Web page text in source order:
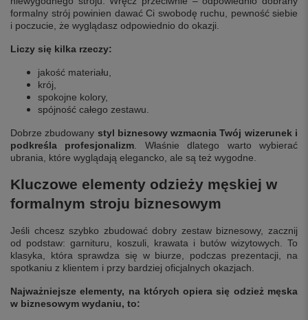
formalny strój powinien dawać Ci swobodę ruchu, pewność siebie
i poczucie, że wyglądasz odpowiednio do okazji.
Liczy się kilka rzeczy:
jakość materiału,
krój,
spokojne kolory,
spójność całego zestawu.
Dobrze zbudowany styl biznesowy wzmacnia Twój wizerunek i
podkreśla
profesjonalizm . Właśnie dlatego warto wybierać
ubrania, które wyglądają elegancko, ale są też wygodne.
Kluczowe elementy odzieży męskiej w
formalnym stroju biznesowym
Jeśli chcesz szybko zbudować dobry zestaw biznesowy, zacznij
od podstaw: garnituru, koszuli, krawata i butów wizytowych. To
klasyka, która sprawdza się w biurze, podczas prezentacji, na
spotkaniu z klientem i przy bardziej oficjalnych okazjach.
Najważniejsze elementy, na których opiera się odzież męska
w biznesowym wydaniu, to: